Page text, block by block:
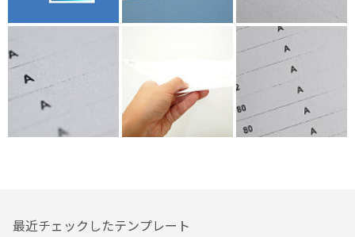
最近チェックしたテンプレート